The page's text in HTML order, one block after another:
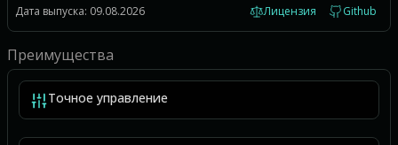
Дата выпуска: 09.08.2026 Лицензия Github
Преимущества
Точное управление